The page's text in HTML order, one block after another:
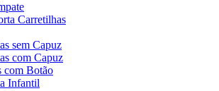
Carretilhas
sem Capuz
com Capuz
com Botão
Infantil